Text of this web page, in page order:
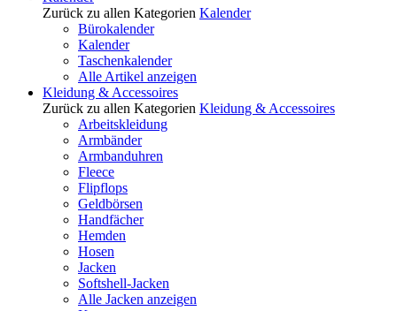
Zurück zu allen Kategorien Kalender
Bürokalender
Kalender
Taschenkalender
Alle Artikel anzeigen
Kleidung & Accessoires
Zurück zu allen Kategorien Kleidung & Accessoires
Arbeitskleidung
Armbänder
Armbanduhren
Fleece
Flipflops
Geldbörsen
Handfächer
Hemden
Hosen
Jacken
Softshell-Jacken
Alle Jacken anzeigen